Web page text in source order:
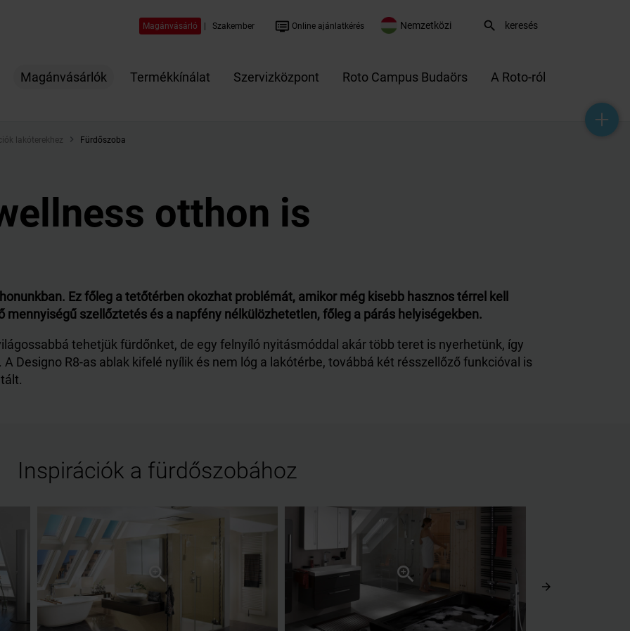
Magánvásárló Szakember dvr Online ajánlatkérés Nemzetközi search
Magánvásárlók Termékkínálat Szervizközpont Roto Campus Budaörs A Roto-ról
help_outline
headset_mic
mail_outline
lakóterekhez Fürdőszoba
otthon is
Ez főleg a tetőtérben okozhat problémát, amikor még kisebb hasznos térrel kell
mennyiségű szellőztetés és a napfény nélkülözhetetlen, főleg a párás helyiségekben.
tehetjük fürdőnket, de egy felnyíló nyitásmóddal akár több teret is nyerhetünk, így
Designo R8-as ablak kifelé nyílik és nem lóg a lakótérbe, továbbá két résszellőző funkcióval is
Inspirációk a fürdőszobához
arrow_forward